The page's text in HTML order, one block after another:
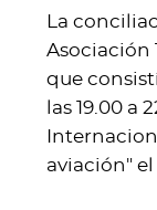
La
Asociación
que
las 19.00
aviación" el